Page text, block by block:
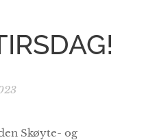
Skøyte- og